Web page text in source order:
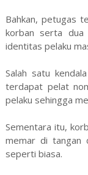
Bahkan, petugas
korban serta dua
identitas pelaku
Salah satu
terdapat pelat
pelaku sehingga
Sementara itu,
memar di tangan
seperti biasa.